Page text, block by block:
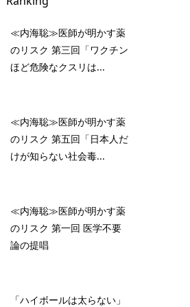
≪内海聡≫医師が明かす薬
のリスク 第三回「ワクチン
ほど危険なクスリは...
≪内海聡≫医師が明かす薬
のリスク 第五回「日本人だ
けが知らない社会毒...
≪内海聡≫医師が明かす薬
のリスク 第一回 医学不要
論の提唱
「ハイボールは太らない」